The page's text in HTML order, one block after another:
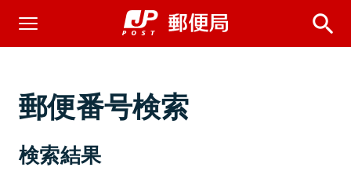
郵便番号検索
検索結果